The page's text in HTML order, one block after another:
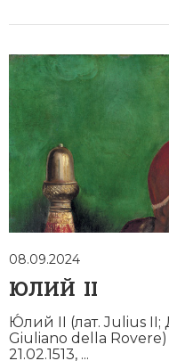
08.09.2024
ЮЛИЙ II
Ю́лий II (лат. Julius
Giuliano della
21.02.1513, ...